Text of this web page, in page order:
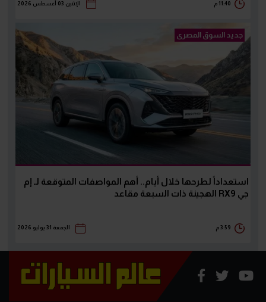
11:40 م الإثنين 03 أغسطس 2026
جديد السوق المصرى
استعداداً لطرحها خلال أيام.. أهم المواصفات المتوقعة لـ إم
جي RX9 الهجينة ذات السبعة مقاعد
3:59 م الجمعة 31 يوليو 2026